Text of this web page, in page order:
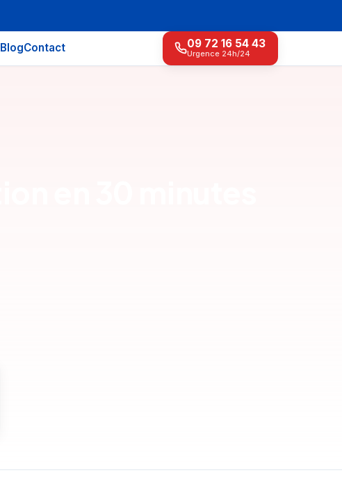
BlogContact 09 72 16 54 43
Urgence 24h/24